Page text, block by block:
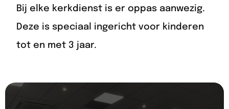
Bij elke kerkdienst is er oppas aanwezig.
Deze is speciaal ingericht voor kinderen
tot en met 3 jaar.